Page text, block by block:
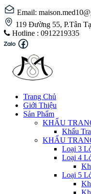
Email:
119 Đường 55, P.Tân
Hotline : 0912219335
Trang Chủ
Giới Thiệu
Sản Phẩm
KHẨU
Khẩu
KHẨU
Loại 3
Loại 4
Loại 5